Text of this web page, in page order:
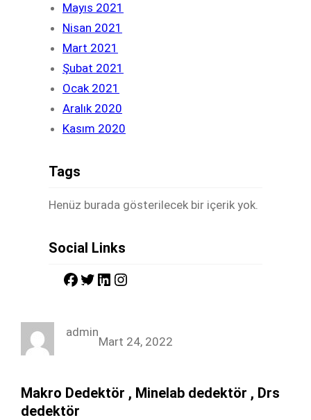
Mayıs 2021
Nisan 2021
Mart 2021
Şubat 2021
Ocak 2021
Aralık 2020
Kasım 2020
Tags
Henüz burada gösterilecek bir içerik yok.
Social Links
F
e
o
T
t
r
L
k
I
t
r
admin
Mart 24, 2022
Makro Dedektör , Minelab dedektör , Drs
dedektör